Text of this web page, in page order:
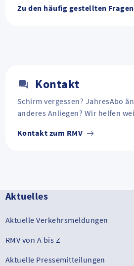
Zu den häufig gestellten Fragen
Kontakt
Schirm vergessen? JahresAbo
anderes Anliegen? Wir helfen
Kontakt zum RMV
Aktuelles
Aktuelle Verkehrsmeldungen
RMV von A bis Z
Aktuelle Pressemitteilungen